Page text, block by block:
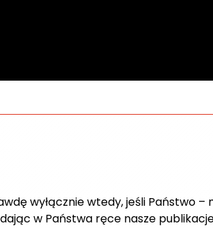
wyłącznie wtedy, jeśli Państwo –
w Państwa ręce nasze